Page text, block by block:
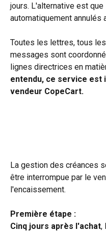
jours. L'alternative est
automatiquement annulés
Toutes les lettres, tous
messages sont
lignes directrices en
entendu, ce service est
vendeur CopeCart.
La gestion des créances
être interrompue par le
l'encaissement.
Première étape :
Cinq jours après l'achat,